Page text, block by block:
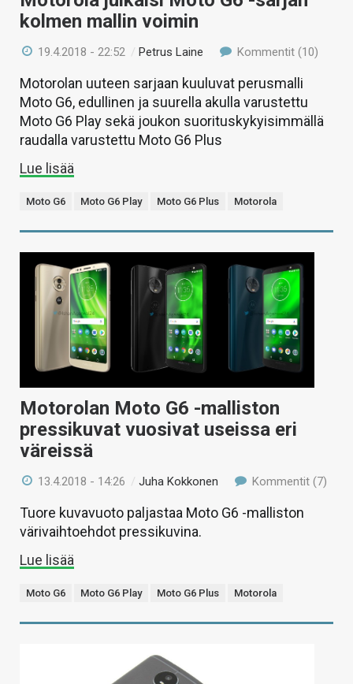
kolmen mallin voimin
19.4.2018 - 22:52 /Petrus Laine Kommentit (10)
Motorolan uuteen sarjaan kuuluvat perusmalli
Moto G6, edullinen ja suurella akulla varustettu
Moto G6 Play sekä joukon suorituskykyisimmällä
raudalla varustettu Moto G6 Plus
Lue lisää
Moto G6 Moto G6 Play Moto G6 Plus Motorola
Motorolan Moto G6 -malliston
pressikuvat vuosivat useissa eri
väreissä
13.4.2018 - 14:26 /Juha Kokkonen Kommentit (7)
Tuore kuvavuoto paljastaa Moto G6 -malliston
värivaihtoehdot pressikuvina.
Lue lisää
Moto G6 Moto G6 Play Moto G6 Plus Motorola